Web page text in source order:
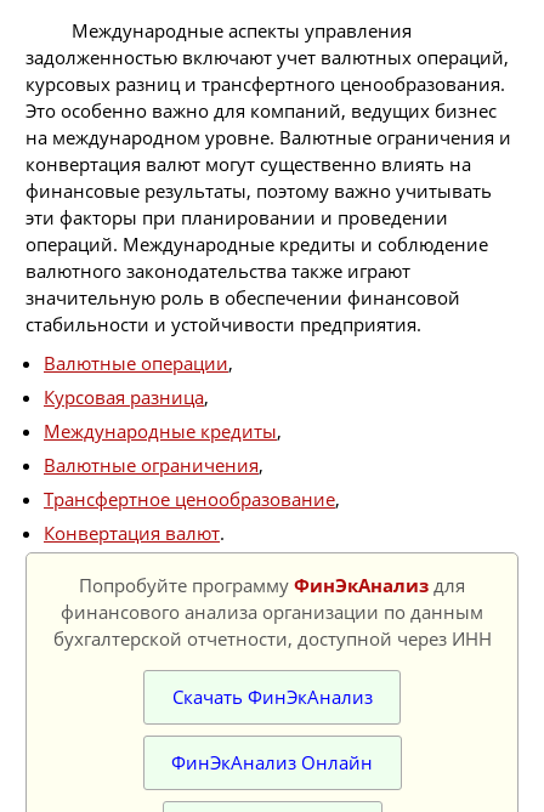
Международные аспекты управления
задолженностью включают учет валютных операций,
курсовых разниц и трансфертного ценообразования.
Это особенно важно для компаний, ведущих бизнес
на международном уровне. Валютные ограничения и
конвертация валют могут существенно влиять на
финансовые результаты, поэтому важно учитывать
эти факторы при планировании и проведении
операций. Международные кредиты и соблюдение
валютного законодательства также играют
значительную роль в обеспечении финансовой
стабильности и устойчивости предприятия.
Валютные операции,
Курсовая разница,
Международные кредиты,
Валютные ограничения,
Трансфертное ценообразование,
Конвертация валют.
Попробуйте программу ФинЭкАнализ для
финансового анализа организации по данным
бухгалтерской отчетности, доступной через ИНН
Скачать ФинЭкАнализ
ФинЭкАнализ Онлайн